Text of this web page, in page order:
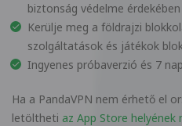
biztonság védelme érdekében
Kerülje meg a földrajzi
szolgáltatások és játékok
Ingyenes próbaverzió és 7
Ha a PandaVPN nem érhető el
letöltheti az App Store